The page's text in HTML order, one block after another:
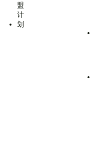
盟
计
划